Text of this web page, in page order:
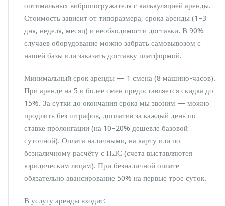
оптимальных вибропогружателя с калькуляцией аренды.
Стоимость зависит от типоразмера, срока аренды (1–3
дня, неделя, месяц) и необходимости доставки. В 90%
случаев оборудование можно забрать самовывозом с
нашей базы или заказать доставку платформой.
Минимальный срок аренды — 1 смена (8 машино-часов).
При аренде на 5 и более смен предоставляется скидка до
15%. За сутки до окончания срока мы звоним — можно
продлить без штрафов, доплатив за каждый день по
ставке пролонгации (на 10–20% дешевле базовой
суточной). Оплата наличными, на карту или по
безналичному расчёту с НДС (счета выставляются
юридическим лицам). При безналичной оплате
обязательно авансирование 50% на первые трое суток.
В услугу аренды входит: